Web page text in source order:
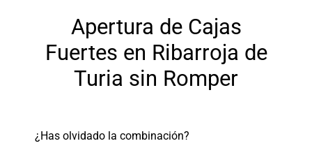
Apertura de Cajas
Fuertes en Ribarroja de
Turia sin Romper
¿Has olvidado la combinación?